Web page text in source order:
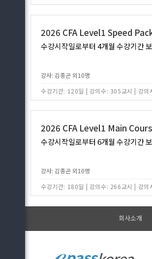
2026 CFA Level1 Speed
수강시작일로부터 4개월 수강기간
강사: 김종곤 외10명
수강기간: 120일 | 강의수: 305교시 | 강의
2026 CFA Level1 Main
수강시작일로부터 6개월 수강기간
강사: 김종곤 외10명
수강기간: 180일 | 강의수: 266교시 | 강의
회사소개